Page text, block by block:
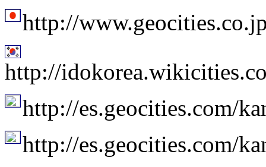
http://
http://
http://es.geocities.com/
http://es.geocities.com/